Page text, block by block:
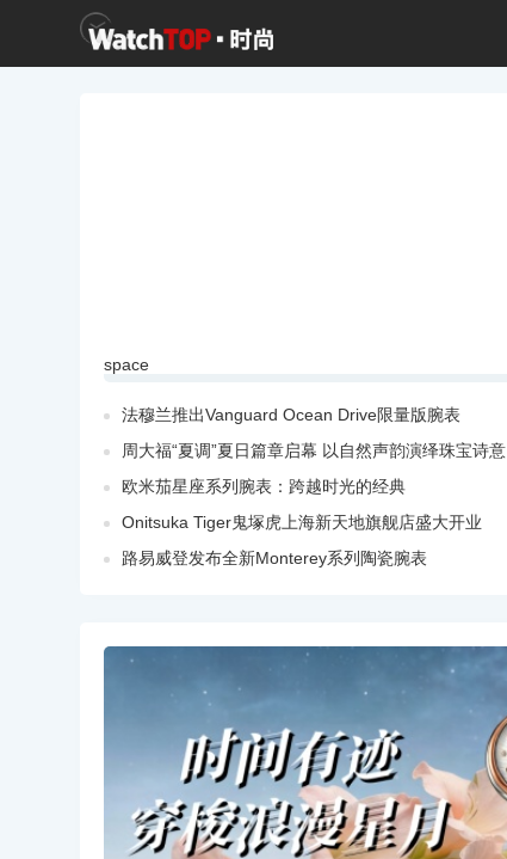
space
法穆兰推出Vanguard Ocean Drive限量版腕表
周大福“夏调”夏日篇章启幕 以自然声韵演绎珠宝诗意
欧米茄星座系列腕表：跨越时光的经典
Onitsuka Tiger鬼塚虎上海新天地旗舰店盛大开业
路易威登发布全新Monterey系列陶瓷腕表